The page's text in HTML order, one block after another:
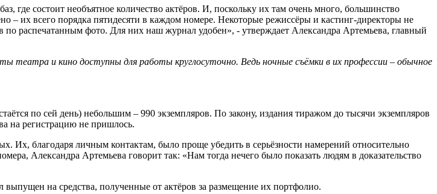
где состоит необъятное количество актёров. И, поскольку их там очень много, большинство
– их всего порядка пятидесяти в каждом номере. Некоторые режиссёры и кастинг-директоры не
по распечатанным фото. Для них наш журнал удобен», - утверждает Александра Артемьева, главный
театра и кино доступны для работы круглосуточно. Ведь ночные съёмки в их профессии – обычное
по сей день) небольшим – 990 экземпляров. По закону, издания тиражом до тысячи экземпляров
на регистрацию не пришлось.
Их, благодаря личным контактам, было проще убедить в серьёзности намерений относительно
Александра Артемьева говорит так: «Нам тогда нечего было показать людям в доказательство
на средства, полученные от актёров за размещение их портфолио.